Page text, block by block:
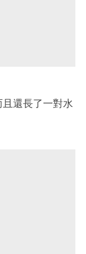
還長了一對水